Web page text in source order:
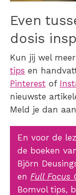
Even
dosis
Kun jij wel
tips en
Pinterest of
nieuwste
Meld je dan
En voor de
de boeken
Björn
en Full Focus
Bomvol tips,